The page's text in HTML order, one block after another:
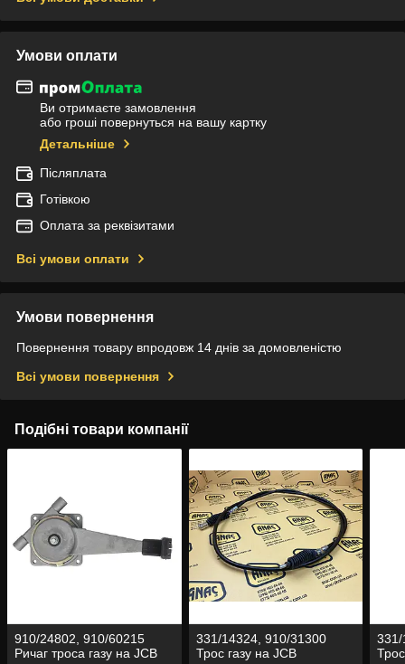
Умови оплати
Ви отримаєте замовлення
або гроші повернуться на вашу картку
Детальніше
Післяплата
Готівкою
Оплата за реквізитами
Всі умови оплати
Умови повернення
Повернення товару впродовж 14 днів за домовленістю
Всі умови повернення
Подібні товари компанії
910/24802, 910/60215
Ричаг троса газу на JCB
331/14324, 910/31300
Трос газу на JCB